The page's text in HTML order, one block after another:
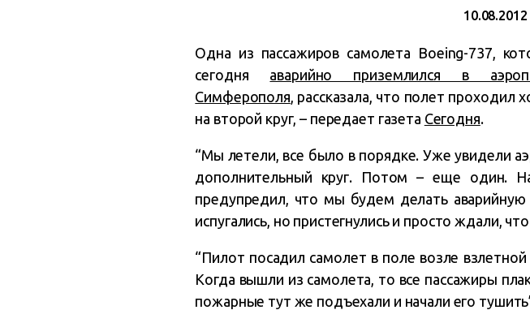
10.08.2012
Одна из пассажиров самолета Boeing-737,
сегодня аварийно приземлился в
Симферополя, рассказала, что полет
на второй круг, – передает газета Сегодня.
“Мы летели, все было в порядке. Уже увидели
дополнительный круг. Потом – еще один.
предупредил, что мы будем делать
испугались, но пристегнулись и просто ждали,
“Пилот посадил самолет в поле возле
Когда вышли из самолета, то все пассажиры
пожарные тут же подъехали и начали его